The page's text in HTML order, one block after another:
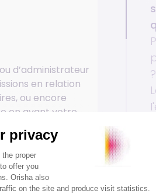
d’administrateur
en relation
ou encore
en avant votre
toutes les
de l’extérieur.
?